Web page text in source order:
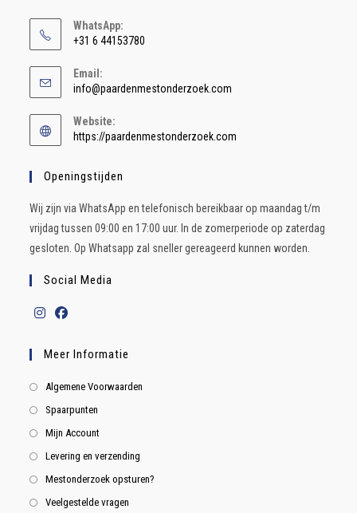
WhatsApp:
+31 6 44153780
Email:
info@paardenmestonderzoek.com
Website:
https://paardenmestonderzoek.com
Openingstijden
Wij zijn via WhatsApp en telefonisch bereikbaar op maandag t/m
vrijdag tussen 09:00 en 17:00 uur. In de zomerperiode op zaterdag
gesloten. Op Whatsapp zal sneller gereageerd kunnen worden.
Social Media
Meer Informatie
Algemene Voorwaarden
Spaarpunten
Mijn Account
Levering en verzending
Mestonderzoek opsturen?
Veelgestelde vragen